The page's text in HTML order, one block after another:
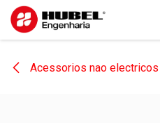
Pular para o conteúdo
Acessorios nao electricos